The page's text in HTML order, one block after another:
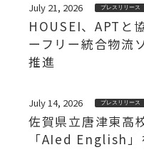
July 21, 2026 プレスリリース
HOUSEI、APTと
ーフリー統合物流
推進
July 14, 2026 プレスリリース
佐賀県立唐津東高
「AIed English」